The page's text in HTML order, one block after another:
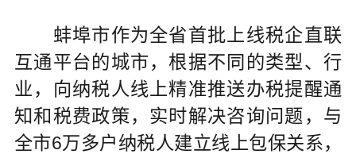
蚌埠市作为全省首批上线税企直联
互通平台的城市，根据不同的类型、行
业，向纳税人线上精准推送办税提醒通
知和税费政策，实时解决咨询问题，与
全市6万多户纳税人建立线上包保关系，